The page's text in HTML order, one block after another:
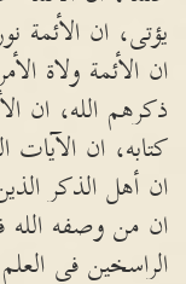
يؤتى، ان الأئمة
ان الأئمة ولاة
ذكرهم الله، ان
كتابه، ان الآيات
ان أهل الذكر
ان من وصفه الله
الراسخين في